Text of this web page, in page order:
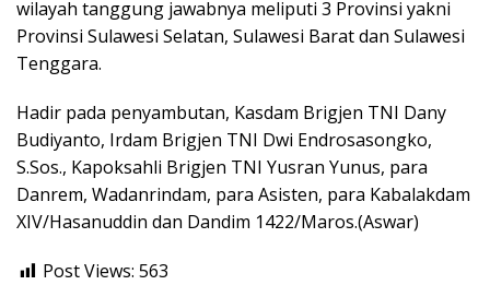
wilayah tanggung jawabnya meliputi 3 Provinsi yakni
Provinsi Sulawesi Selatan, Sulawesi Barat dan Sulawesi
Tenggara.
Hadir pada penyambutan, Kasdam Brigjen TNI Dany
Budiyanto, Irdam Brigjen TNI Dwi Endrosasongko,
S.Sos., Kapoksahli Brigjen TNI Yusran Yunus, para
Danrem, Wadanrindam, para Asisten, para Kabalakdam
XIV/Hasanuddin dan Dandim 1422/Maros.(Aswar)
Post Views: 563